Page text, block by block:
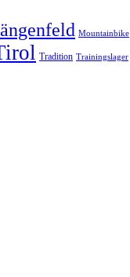
Mountainbike
Tradition Trainingslager